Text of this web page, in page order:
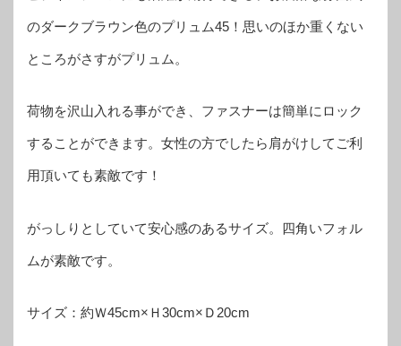
のダークブラウン色のプリュム45！思いのほか重くない
ところがさすがプリュム。
荷物を沢山入れる事ができ、ファスナーは簡単にロック
することができます。女性の方でしたら肩がけしてご利
用頂いても素敵です！
がっしりとしていて安心感のあるサイズ。四角いフォル
ムが素敵です。
サイズ：約Ｗ45cm×Ｈ30cm×Ｄ20cm